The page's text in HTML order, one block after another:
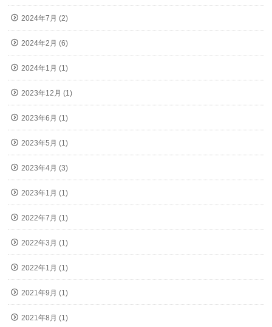
2024年7月 (2)
2024年2月 (6)
2024年1月 (1)
2023年12月 (1)
2023年6月 (1)
2023年5月 (1)
2023年4月 (3)
2023年1月 (1)
2022年7月 (1)
2022年3月 (1)
2022年1月 (1)
2021年9月 (1)
2021年8月 (1)